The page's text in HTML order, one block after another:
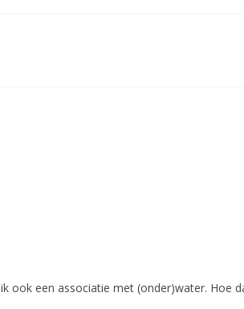
een associatie met (onder)water. Hoe